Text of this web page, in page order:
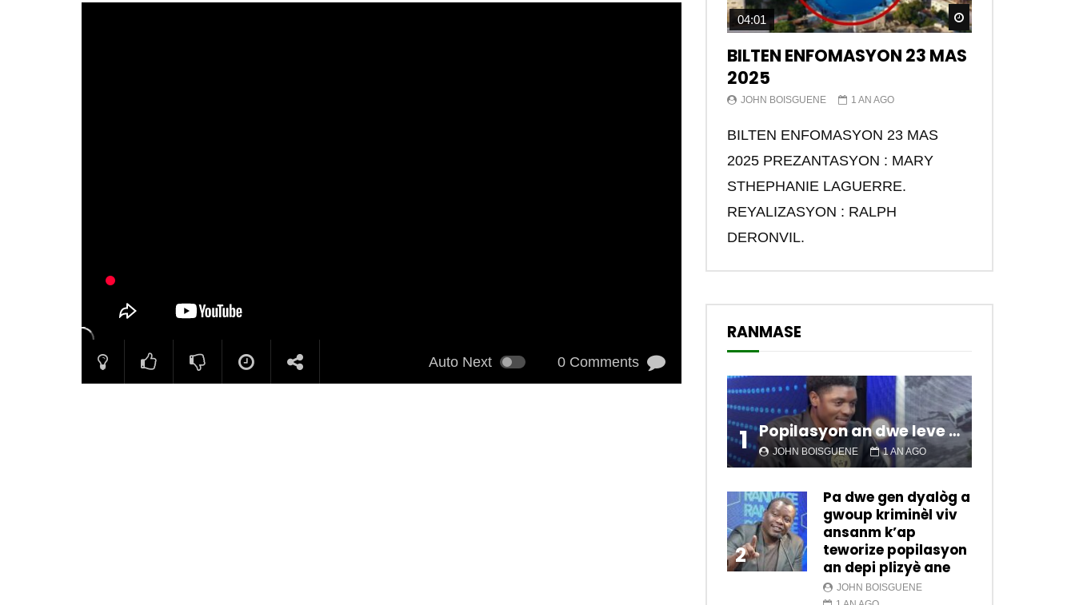
Auto Next 0 Comments
Watch Later
04:01
BILTEN ENFOMASYON 23 MAS
2025
JOHN BOISGUENE 1 AN AGO
BILTEN ENFOMASYON 23 MAS
2025 PREZANTASYON : MARY
STHEPHANIE LAGUERRE.
REYALIZASYON : RALPH
DERONVIL.
RANMASE
1 Popilasyon an dwe leve kanpe pou chanje sitiyasyon kawotik l’ap viv nan peyi a.
JOHN BOISGUENE 1 AN AGO
2
Pa dwe gen dyalòg a
gwoup kriminèl viv
ansanm k’ap
teworize popilasyon
an depi plizyè ane
JOHN BOISGUENE